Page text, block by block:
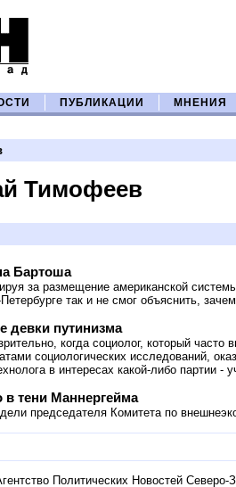
ПУБЛИКАЦИИ МНЕНИЯ
Тимофеев
Бартоша
за размещение американской
так и не смог объяснить,
девки путинизма
когда социолог, который
социологических исследований,
в интересах какой-либо партии -
в тени Маннергейма
председателя Комитета по
Политических Новостей Северо-